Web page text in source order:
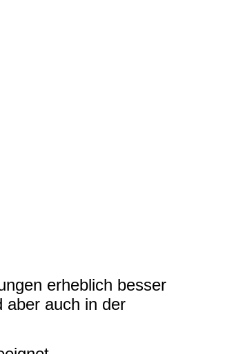
erheblich besser
aber auch in der